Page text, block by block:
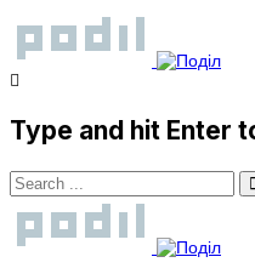
Type and hit Enter